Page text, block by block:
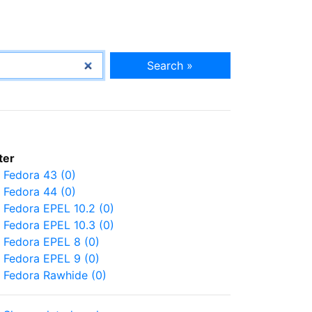
Search »
Fedora 43 (0)
Fedora 44 (0)
Fedora EPEL 10.2 (0)
Fedora EPEL 10.3 (0)
Fedora EPEL 8 (0)
Fedora EPEL 9 (0)
Fedora Rawhide (0)